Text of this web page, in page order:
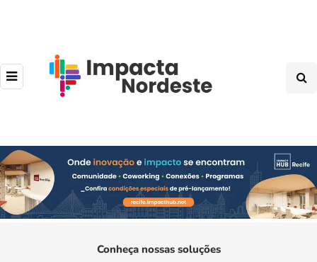
Conheça nossas soluções